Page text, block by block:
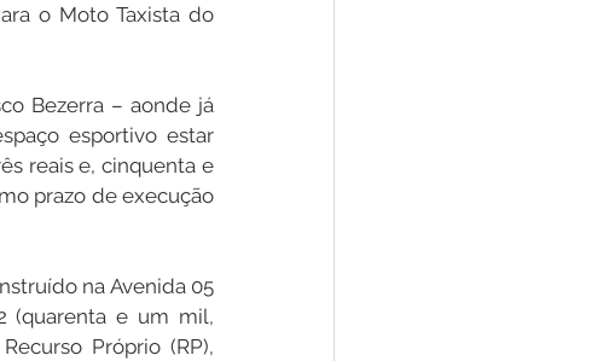
o Moto Taxista do
Bezerra – aonde já
esportivo estar
reais e, cinquenta e
prazo de execução
na Avenida 05
(quarenta e um mil,
Próprio (RP),